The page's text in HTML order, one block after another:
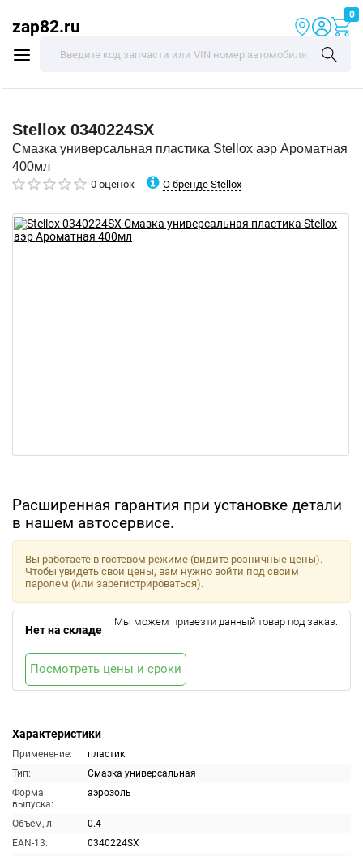
zap82.ru
0
Stellox 0340224SX
Смазка универсальная пластика Stellox аэр Ароматная
400мл
0 оценок О бренде Stellox
Расширенная гарантия при установке детали
в нашем автосервисе.
Характеристики
Применение:
пластик
Тип:
Смазка универсальная
Форма
выпуска:
аэрозоль
Объём, л:
0.4
EAN-13:
0340224SX
Вы работаете в гостевом режиме (видите розничные цены).
Чтобы увидеть свои цены, вам нужно войти под своим
паролем (или зарегистрироваться).
Нет на складе
Мы можем привезти данный товар под заказ.
Посмотреть цены и сроки